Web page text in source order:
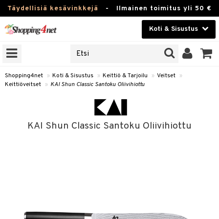
Täydellisiä kesävinkkejä - Ilmainen toimitus yli 50 €
Koti & Sisustus
Kauneudenhoito
Piilolinssit
Fitness
Kampanjat
Shopping4net » Koti & Sisustus » Keittiö & Tarjoilu » Veitset »
Keittiöveitset » KAI Shun Classic Santoku Oliivihiottu
KAI Shun Classic Santoku Oliivihiottu
Karahvit
Tee & Espresso